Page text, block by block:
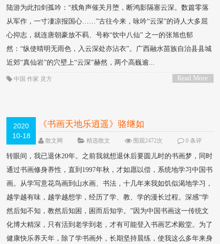
陆游为此扣剑孤吟：“残角声催关月堕，断鸿影隔塞云深。数篇零落
从军作，一寸凄凉报国心……”古往今来，咏吟“云深”的诗人大多屈
心抑志，就连唐朝豪放不羁、号称“饮中八仙” 之一的张旭也郁
然：“纵使晴明无雨色，入云深处亦沾衣”。广西融水苗族自治县县城
近郊“真仙岩”的穴壁上“云深”赫然，两个高巍逾...
Read More
中国 作家 灵方
2020
10-18
《书画天地乐逍遥》骆继如
散文网 精选散文 围观2472次
0 条评
转眼间，我已退休20年。之前我就想退休后要圆儿时的书画梦，同时
通过书画修身养性，直到1997年秋，才如愿以偿，系统地学习中国书
画。从学写意花鸟画到山水画、书法，十几年来我如饥似渴地学习，
越学越有味，越学越想学，经历了学、教、学的漫长过程。深感“学
然后知不知，教然后知困，困而后知学。”因为中国书画这一传统文
化博大精深，只有活到老学到老，才有可能登入书画艺术殿堂。为了
健康快乐养天年，除了学书画外，长期坚持晨练，使我这么多年来身